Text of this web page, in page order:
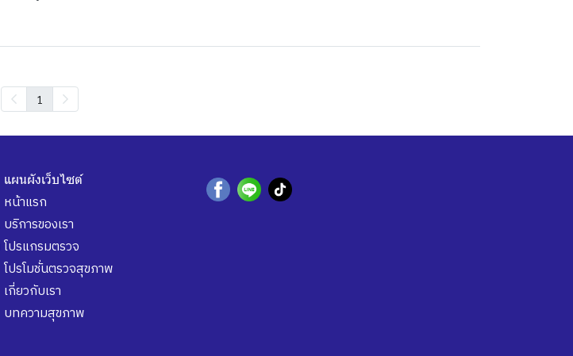
1
แผนผังเว็บไซต์
หน้าแรก
บริการของเรา
โปรแกรมตรวจ
โปรโมชั่นตรวจสุขภาพ
เกี่ยวกับเรา
บทความสุขภาพ